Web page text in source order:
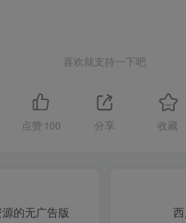
喜欢就支持一下吧
点赞 100 分享 收藏
的无广告版